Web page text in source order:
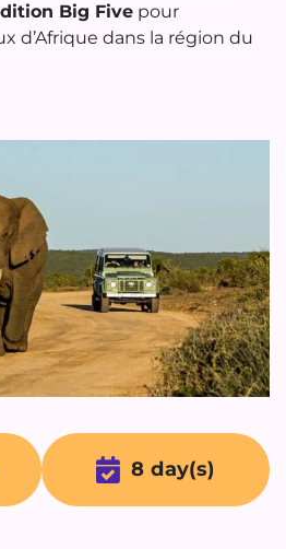
8 day(s)
Big Five pour
d’Afrique dans la région du